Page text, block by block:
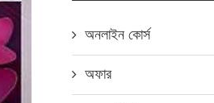
অনলাইন কোর্স
অফার